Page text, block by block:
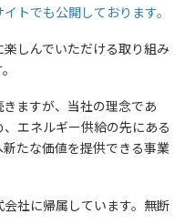
トでも公開しております。
しんでいただける取り組み
ますが、当社の理念であ
エネルギー供給の先にある
たな価値を提供できる事業
社に帰属しています。無断